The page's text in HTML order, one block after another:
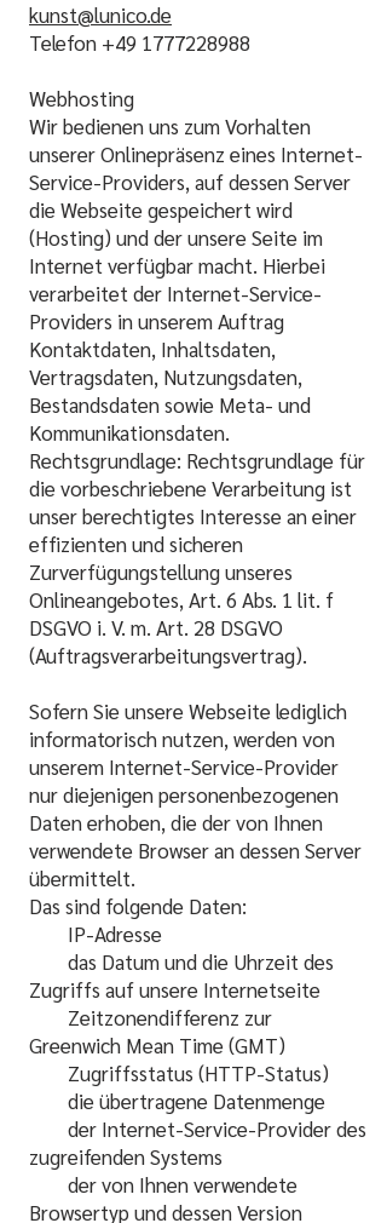
kunst@lunico.de
Telefon +49 1777228988
Webhosting
Wir bedienen uns zum Vorhalten
unserer Onlinepräsenz eines Internet-
Service-Providers, auf dessen Server
die Webseite gespeichert wird
(Hosting) und der unsere Seite im
Internet verfügbar macht. Hierbei
verarbeitet der Internet-Service-
Providers in unserem Auftrag
Kontaktdaten, Inhaltsdaten,
Vertragsdaten, Nutzungsdaten,
Bestandsdaten sowie Meta- und
Kommunikationsdaten.
Rechtsgrundlage: Rechtsgrundlage für
die vorbeschriebene Verarbeitung ist
unser berechtigtes Interesse an einer
effizienten und sicheren
Zurverfügungstellung unseres
Onlineangebotes, Art. 6 Abs. 1 lit. f
DSGVO i. V. m. Art. 28 DSGVO
(Auftragsverarbeitungsvertrag).
Sofern Sie unsere Webseite lediglich
informatorisch nutzen, werden von
unserem Internet-Service-Provider
nur diejenigen personenbezogenen
Daten erhoben, die der von Ihnen
verwendete Browser an dessen Server
übermittelt.
Das sind folgende Daten:
IP-Adresse
das Datum und die Uhrzeit des
Zugriffs auf unsere Internetseite
Zeitzonendifferenz zur
Greenwich Mean Time (GMT)
Zugriffsstatus (HTTP-Status)
die übertragene Datenmenge
der Internet-Service-Provider des
zugreifenden Systems
der von Ihnen verwendete
Browsertyp und dessen Version